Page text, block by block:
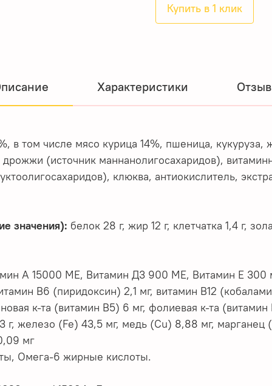
Купить в 1 клик
Характеристики
в том числе мясо курица 14%, пшеница, кукуруза,
(источник маннанолигосахаридов),
клюква, антиокислитель,
значения): белок 28 г, жир 12 г, клетчатка 1,4 г,
А 15000 МЕ, Витамин Д3 900 МЕ, Витамин Е 300
B6 (пиридоксин) 2,1 мг, витамин B12
к-та (витамин В5) 6 мг, фолиевая к-та
г, железо (Fe) 43,5 мг, медь (Cu) 8,88 мг, марганец
мг
Омега-6 жирные кислоты.